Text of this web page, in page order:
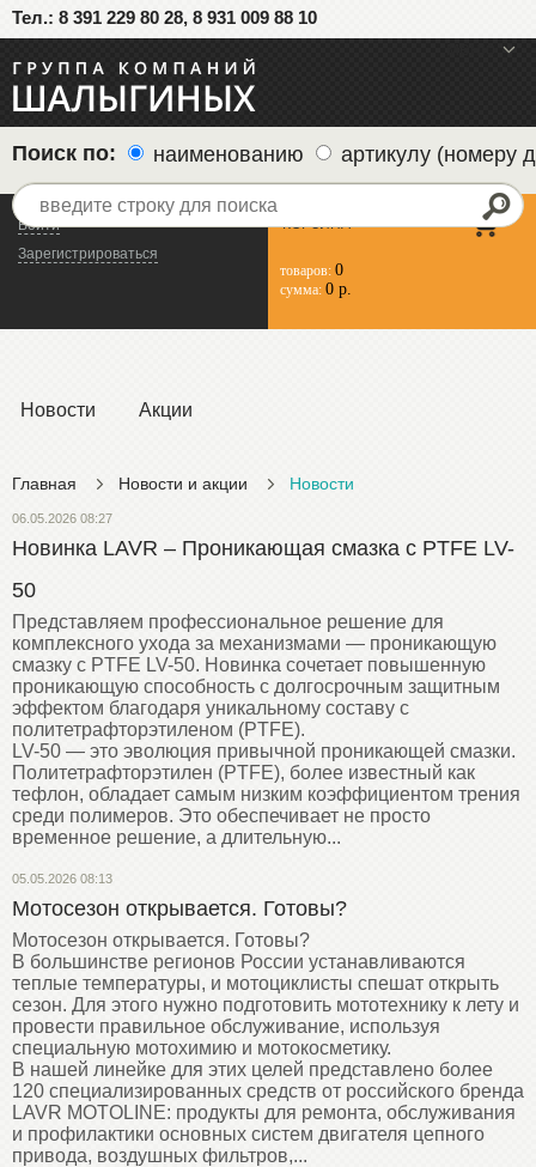
Тел.: 8 391 229 80 28, 8 931 009 88 10
Войти
Зарегистрироваться
КОРЗИНА
товаров: 0
сумма: 0 р.
Поиск по: наименованию артикулу (номеру
Новости Акции
Главная Новости и акции Новости
06.05.2026 08:27
Новинка LAVR – Проникающая смазка с PTFE LV-
50
Представляем профессиональное решение для
комплексного ухода за механизмами — проникающую
смазку с PTFE LV-50. Новинка сочетает повышенную
проникающую способность с долгосрочным защитным
эффектом благодаря уникальному составу с
политетрафторэтиленом (PTFE).
LV-50 — это эволюция привычной проникающей смазки.
Политетрафторэтилен (PTFE), более известный как
тефлон, обладает самым низким коэффициентом трения
среди полимеров. Это обеспечивает не просто
временное решение, а длительную...
05.05.2026 08:13
Мотосезон открывается. Готовы?
Мотосезон открывается. Готовы?
В большинстве регионов России устанавливаются
теплые температуры, и мотоциклисты спешат открыть
сезон. Для этого нужно подготовить мототехнику к лету и
провести правильное обслуживание, используя
специальную мотохимию и мотокосметику.
В нашей линейке для этих целей представлено более
120 специализированных средств от российского бренда
LAVR MOTOLINE: продукты для ремонта, обслуживания
и профилактики основных систем двигателя цепного
привода, воздушных фильтров,...